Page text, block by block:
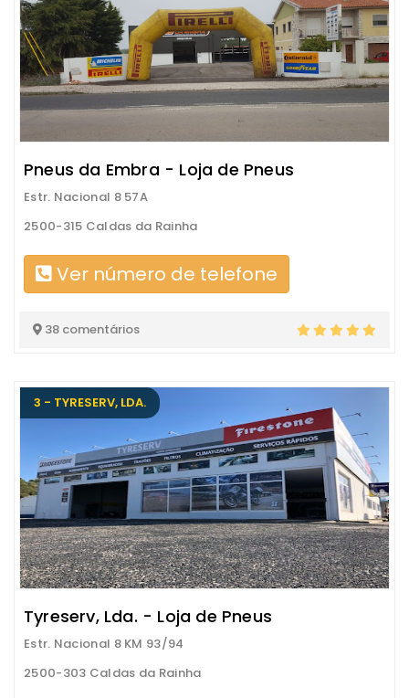
Pneus da Embra - Loja de Pneus
Estr. Nacional 8 57A
2500-315 Caldas da Rainha
Ver número de telefone
38 comentários
3 - TYRESERV, LDA.
Tyreserv, Lda. - Loja de Pneus
Estr. Nacional 8 KM 93/94
2500-303 Caldas da Rainha